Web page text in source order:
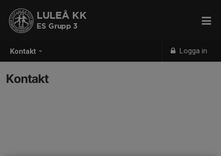
Kontakt Logga in
LULEÅ KK
ES Grupp 3
Kontakt